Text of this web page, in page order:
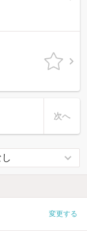
次へ
変更する